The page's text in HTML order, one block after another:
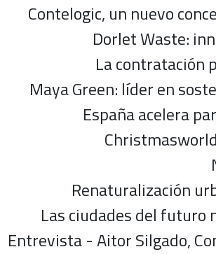
Contelogic, un nuevo
Dorlet Waste:
La contratación
Maya Green: líder en
España acelera
Renaturalización
Las ciudades del futuro
Entrevista - Aitor Silgado,